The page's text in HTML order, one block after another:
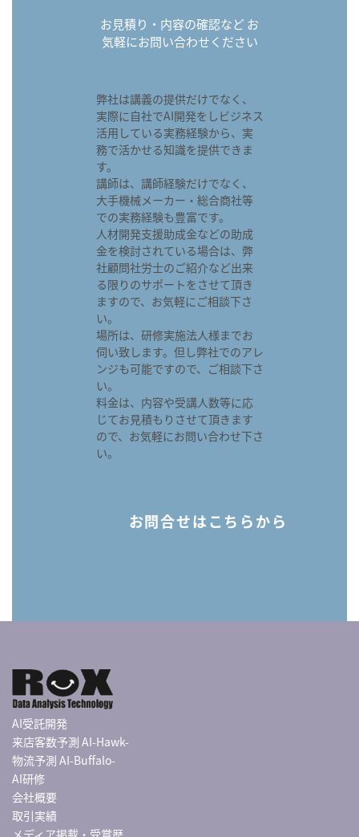
お見積り・内容の確認など お
気軽にお問い合わせください
弊社は講義の提供だけでなく、
実際に自社でAI開発をしビジネス
活用している実務経験から、実
務で活かせる知識を提供できま
す。
講師は、講師経験だけでなく、
大手機械メーカー・総合商社等
での実務経験も豊富です。
人材開発支援助成金などの助成
金を検討されている場合は、弊
社顧問社労士のご紹介など出来
る限りのサポートをさせて頂き
ますので、お気軽にご相談下さ
い。
場所は、研修実施法人様までお
伺い致します。但し弊社でのアレ
ンジも可能ですので、ご相談下さ
い。
料金は、内容や受講人数等に応
じてお見積もりさせて頂きます
ので、お気軽にお問い合わせ下さ
い。
お問合せはこちらから
AI受託開発
来店客数予測 AI-Hawk-
物流予測 AI-Buffalo-
AI研修
会社概要
取引実績
メディア掲載・受賞歴